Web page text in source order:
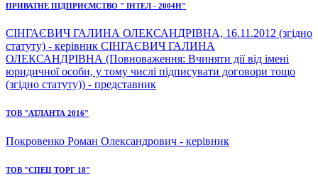
ПРИВАТНЕ ПІДПРИЄМСТВО " ІНТЕЛ - 2004Н"
СІНГАЄВИЧ ГАЛИНА ОЛЕКСАНДРІВНА, 16.11.2012 (згідно
статуту) - керівник СІНГАЄВИЧ ГАЛИНА
ОЛЕКСАНДРІВНА (Повноваження: Вчиняти дії від імені
юридичної особи, у тому числі підписувати договори тощо
(згідно статуту)) - представник
ТОВ "АТЛАНТА 2016"
Покровенко Роман Олександрович - керівник
ТОВ "СПЕЦ ТОРГ 18"